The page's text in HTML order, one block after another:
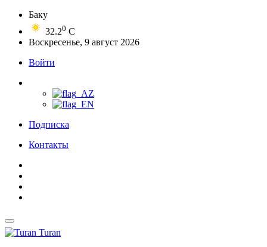
Баку
32.20 C
Воскресенье, 9 август 2026
Войти
Подписка
Контакты
Turan